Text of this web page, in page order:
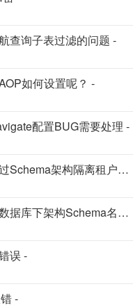
查询子表过滤的问题 -
如何设置呢？ -
配置BUG需要处理 -
[SqlSugar] 请问大佬，通过Schema架构隔离租户数据能共用进程池么？ -
[SqlSugar] 请问怎么判断数据库下架构Schema名称是否存在 -
误 -
-